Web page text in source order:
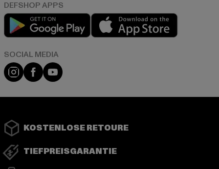
Play market
Instagram
FacebookYouTube
KOSTENLOSE RETOURE
TIEFPREISGARANTIE